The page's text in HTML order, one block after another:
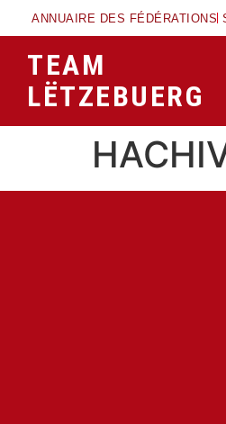
ANNUAIRE DES FÉDÉRATIONS
TEAM
LËTZEBUERG